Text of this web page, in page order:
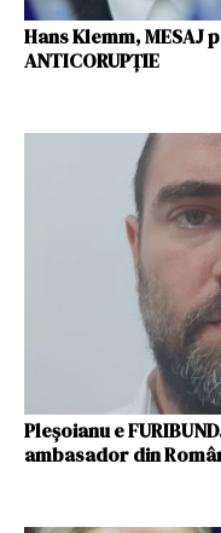
Hans Klemm, MESAJ
ANTICORUPȚIE
Pleșoianu e
ambasador din